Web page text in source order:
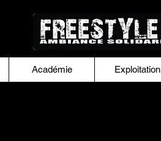
Académie Exploitation